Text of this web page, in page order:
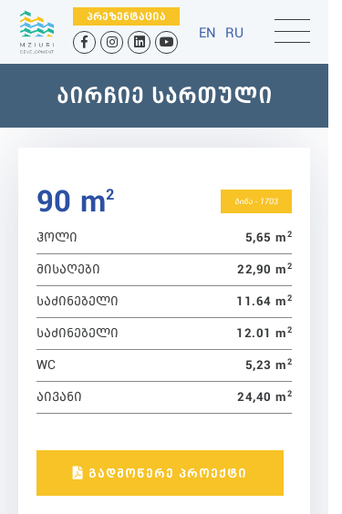
ᲞᲠᲔᲖᲔᲜᲢᲐᲪᲘᲐ
EN RU
ᲐᲘᲠᲩᲘᲔ ᲡᲐᲠᲗᲣᲚᲘ
90 m2 ბინა - 1703
ᲰᲝᲚᲘ 5,65 m 2
ᲛᲘᲡᲐᲦᲔᲑᲘ 22,90 m 2
ᲡᲐᲫᲘᲜᲔᲑᲔᲚᲘ 11.64 m 2
ᲡᲐᲫᲘᲜᲔᲑᲔᲚᲘ 12.01 m 2
WC 5,23 m 2
ᲐᲘᲕᲐᲜᲘ 24,40 m 2
ᲒᲐᲓᲛᲝᲬᲔᲠᲔ ᲞᲠᲝᲔᲥᲢᲘ